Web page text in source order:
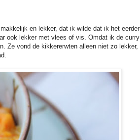
en lekker, dat ik wilde dat ik het eerder
ook lekker met vlees of vis. Omdat ik de curry
Ze vond de kikkererwten alleen niet zo lekker,